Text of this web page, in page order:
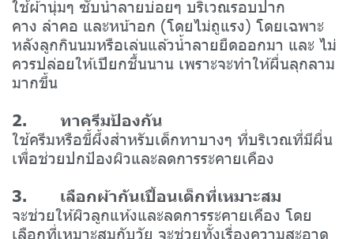
ใช้ผ้านุ่มๆ ซับน้ำลายบ่อยๆ บริเวณรอบปาก
คาง ลำคอ และหน้าอก (โดยไม่ถูแรง) โดยเฉพาะ
หลังลูกกินนมหรือเล่นแล้วน้ำลายยืดออกมา และ ไม่
ควรปล่อยให้เปียกชื้นนาน เพราะจะทำให้ผื่นลุกลาม
มากขึ้น
2. ทาครีมป้องกัน
ใช้ครีมหรือขี้ผึ้งสำหรับเด็กทาบางๆ ที่บริเวณที่มีผื่น
เพื่อช่วยปกป้องผิวและลดการระคายเคือง
3. เลือกผ้ากันเปื้อนเด็กที่เหมาะสม
จะช่วยให้ผิวลูกแห้งและลดการระคายเคือง โดย
เลือกที่เหมาะสมกับวัย จะช่วยทั้งเรื่องความสะอาด